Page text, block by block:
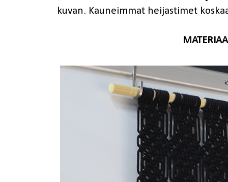
kuvan. Kauneimmat heijastimet